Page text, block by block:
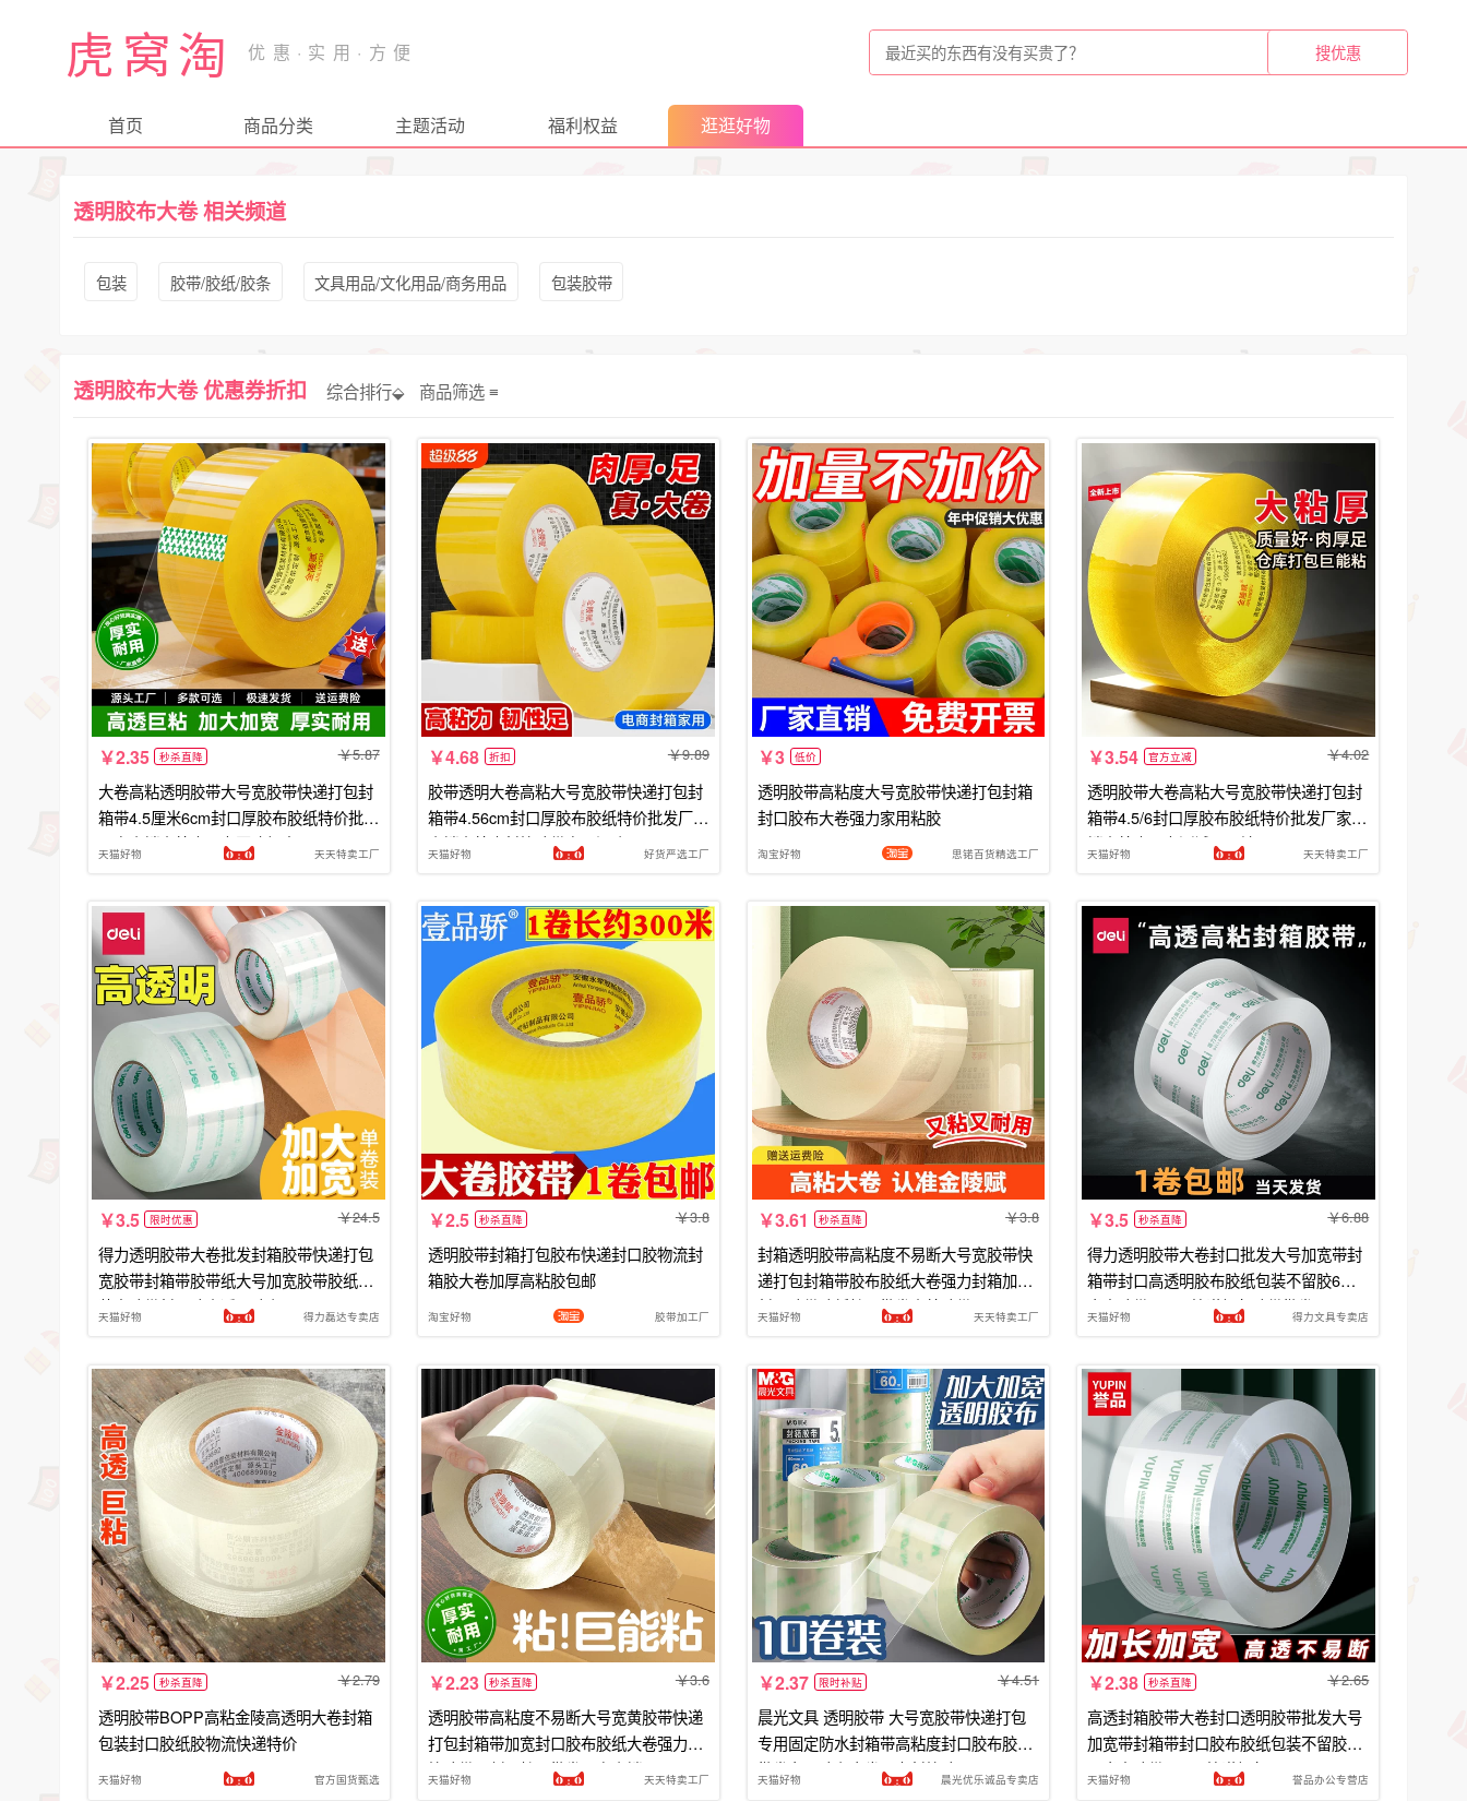
虎窝淘
首页 商品分类 主题活动 福利权益 逛逛好物
透明胶布大卷 相关频道
包装 胶带/胶纸/胶条 文具用品/文化用品/商务用品 包装胶带
透明胶布大卷 优惠券折扣 综合排行⬙ 商品筛选
2.35 秒杀直降 5.87
大卷高粘透明胶带大号宽胶带快递打包封
箱带4.5厘米6cm封口厚胶布胶纸特价批发
厂家直销高粘度强力回购加宽
天猫好物 天天特卖工厂
4.68 折扣 9.89
胶带透明大卷高粘大号宽胶带快递打包封
箱带4.56cm封口厚胶布胶纸特价批发厂家
直销高粘度封箱胶带家用源头
天猫好物 好货严选工厂
3 低价
透明胶带高粘度大号宽胶带快递打包封箱
封口胶布大卷强力家用粘胶
淘宝好物 思锘百货精选工厂
3.54 官方立减 4.02
透明胶带大卷高粘大号宽胶带快递打包封
箱带4.5/6封口厚胶布胶纸特价批发厂家直
销高粘度强力测试工具地面
天猫好物 天天特卖工厂
3.5 限时优惠 24.5
得力透明胶带大卷批发封箱胶带快递打包
宽胶带封箱带胶带纸大号加宽胶带胶纸包
装宽胶带封口胶高透明胶布cj
天猫好物 得力磊达专卖店
2.5 秒杀直降 3.8
透明胶带封箱打包胶布快递封口胶物流封
箱胶大卷加厚高粘胶包邮
淘宝好物 胶带加工厂
3.61 秒杀直降 3.8
封箱透明胶带高粘度不易断大号宽胶带快
递打包封箱带胶布胶纸大卷强力封箱加宽
封口胶带胶纸特价批发高粘胶带
天猫好物 天天特卖工厂
3.5 秒杀直降 6.88
得力透明胶带大卷封口批发大号加宽带封
箱带封口高透明胶布胶纸包装不留胶6厘
米宽胶带4.8cm快递打包胶带批发
天猫好物 得力文具专卖店
2.25 秒杀直降 2.79
透明胶带BOPP高粘金陵高透明大卷封箱
包装封口胶纸胶物流快递特价
天猫好物 官方国货甄选
2.23 秒杀直降 3.6
透明胶带高粘度不易断大号宽黄胶带快递
打包封箱带加宽封口胶布胶纸大卷强力封
箱胶带切割器特价批发厂家直销
天猫好物 天天特卖工厂
2.37 限时补贴 4.51
晨光文具 透明胶带 大号宽胶带快递打包
专用固定防水封箱带高粘度封口胶布胶纸
批发办公胶布大卷强力封箱胶
天猫好物 晨光优乐诚品专卖店
2.38 秒杀直降 2.65
高透封箱胶带大卷封口透明胶带批发大号
加宽带封箱带封口胶布胶纸包装不留胶6
厘米宽胶带4.5cm快递打包
天猫好物 誉品办公专营店